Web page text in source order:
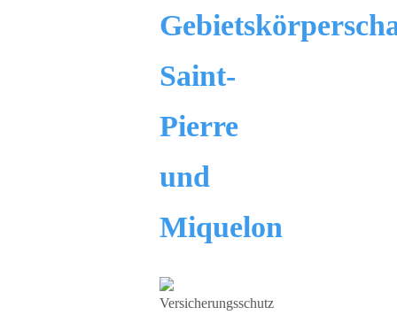
Saint-
Pierre
und
Miquelon